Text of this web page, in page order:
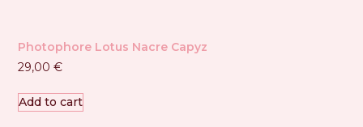
Photophore Lotus Nacre Capyz
29,00€
Add to cart